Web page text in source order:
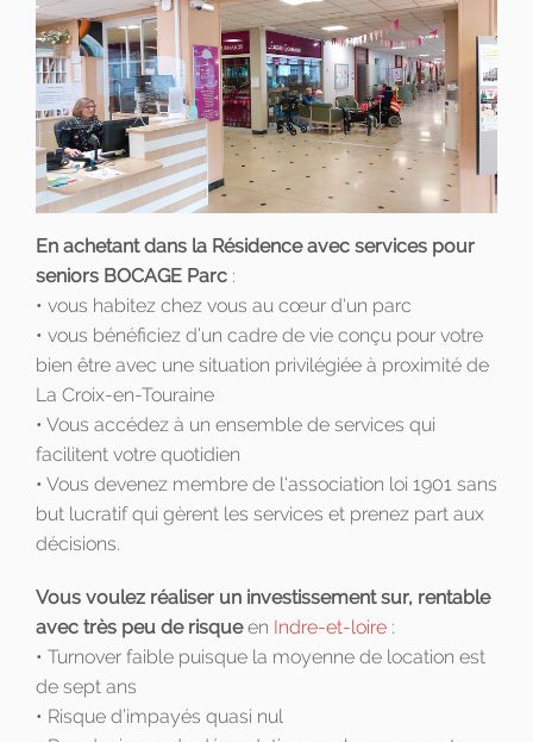
En achetant dans la Résidence avec services pour
seniors BOCAGE Parc :
• vous habitez chez vous au cœur d'un parc
• vous bénéficiez d’un cadre de vie conçu pour votre
bien être avec une situation privilégiée à proximité de
La Croix-en-Touraine
• Vous accédez à un ensemble de services qui
facilitent votre quotidien
• Vous devenez membre de l'association loi 1901 sans
but lucratif qui gèrent les services et prenez part aux
décisions.
Vous voulez réaliser un investissement sur, rentable
avec très peu de risqueen Indre-et-loire :
• Turnover faible puisque la moyenne de location est
de sept ans
• Risque d’impayés quasi nul